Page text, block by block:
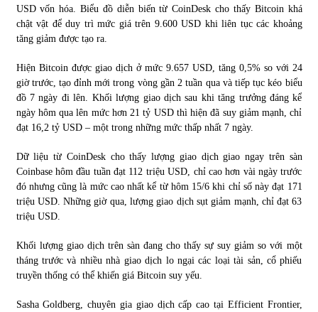
Phân tích giá tiền điện tử sau ngày thị trường lập kỷ lục
vốn hóa
09/11/2021
Chứng khoán ngày 12/10/2021: Top 10 cổ phiếu nổi bật
13/10/2021
13/10/2021
USD vốn hóa. Biểu đồ diễn biến từ CoinDesk cho thấy Bitcoin khá
chật vật để duy trì mức giá trên 9.600 USD khi liên tục các khoảng
tăng giảm được tạo ra.
Hiện Bitcoin được giao dịch ở mức 9.657 USD, tăng 0,5% so với 24
giờ trước, tạo đỉnh mới trong vòng gần 2 tuần qua và tiếp tục kéo biểu
đồ 7 ngày đi lên. Khối lượng giao dịch sau khi tăng trưởng đáng kể
ngày hôm qua lên mức hơn 21 tỷ USD thì hiện đã suy giảm mạnh, chỉ
đạt 16,2 tỷ USD – một trong những mức thấp nhất 7 ngày.
Dữ liệu từ CoinDesk cho thấy lượng giao dịch giao ngay trên sàn
Coinbase hôm đầu tuần đạt 112 triệu USD, chỉ cao hơn vài ngày trước
đó nhưng cũng là mức cao nhất kể từ hôm 15/6 khi chỉ số này đạt 171
triệu USD. Những giờ qua, lượng giao dịch sụt giảm mạnh, chỉ đạt 63
triệu USD.
Khối lượng giao dịch trên sàn đang cho thấy sự suy giảm so với một
tháng trước và nhiều nhà giao dịch lo ngại các loại tài sản, cổ phiếu
truyền thống có thể khiến giá Bitcoin suy yếu.
Sasha Goldberg, chuyên gia giao dịch cấp cao tại Efficient Frontier,